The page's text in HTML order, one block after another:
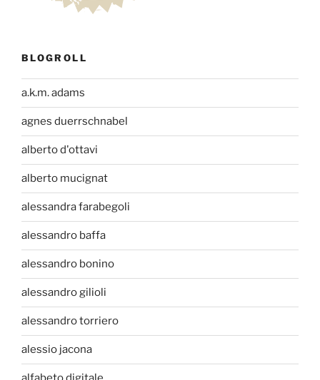
BLOGROLL
a.k.m. adams
agnes duerrschnabel
alberto d'ottavi
alberto mucignat
alessandra farabegoli
alessandro baffa
alessandro bonino
alessandro gilioli
alessandro torriero
alessio jacona